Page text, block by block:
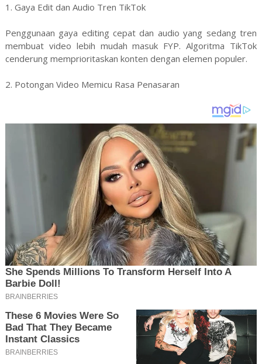
1. Gaya Edit dan Audio Tren TikTok
Penggunaan gaya editing cepat dan audio yang sedang tren
membuat video lebih mudah masuk FYP. Algoritma TikTok
cenderung memprioritaskan konten dengan elemen populer.
2. Potongan Video Memicu Rasa Penasaran